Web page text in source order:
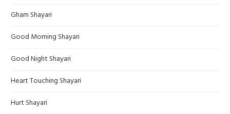
Gham Shayari
Good Morning Shayari
Good Night Shayari
Heart Touching Shayari
Hurt Shayari